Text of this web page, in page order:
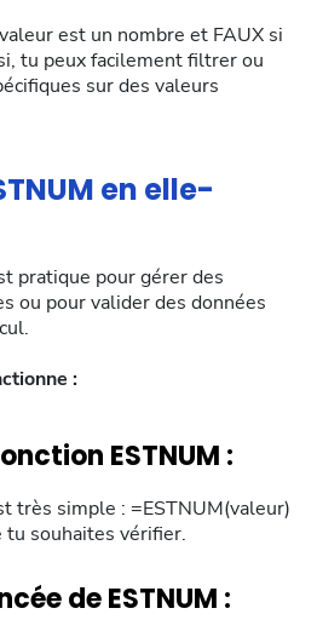
est un nombre et FAUX si
tu peux facilement filtrer ou
sur des valeurs
en elle-
pratique pour gérer des
ou pour valider des données
:
ESTNUM :
très simple : =ESTNUM(valeur)
souhaites vérifier.
de ESTNUM :